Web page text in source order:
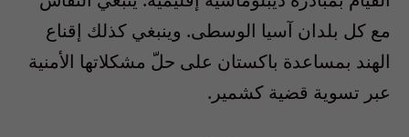
مع كل بلدان آسيا الوسطى. وينبغي كذلك إقناع
الهند بمساعدة باكستان على حلّ مشكلاتها الأمنية
عبر تسوية قضية كشمير.